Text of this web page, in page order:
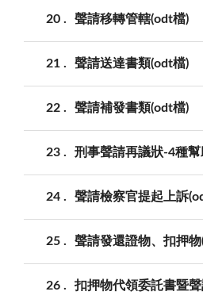
20 聲請移轉管轄(odt檔)
21 聲請送達書類(odt檔)
22 聲請補發書類(odt檔)
23 刑事聲請再議狀-4種
24 聲請檢察官提起上訴
25 聲請發還證物、扣押
26 扣押物代領委託書暨